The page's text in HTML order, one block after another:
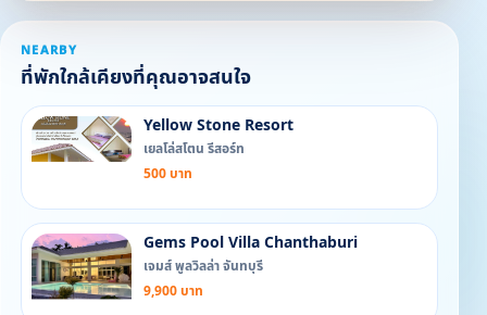
NEARBY
ที่พักใกล้เคียงที่คุณอาจสนใจ
Yellow Stone Resort
เยลโล่สโตน รีสอร์ท
500 บาท
Gems Pool Villa Chanthaburi
เจมส์ พูลวิลล่า จันทบุรี
9,900 บาท